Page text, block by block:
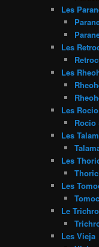
Les
Les
Les
Les Rocio
Les
Les
Les
Le
Les Vieja